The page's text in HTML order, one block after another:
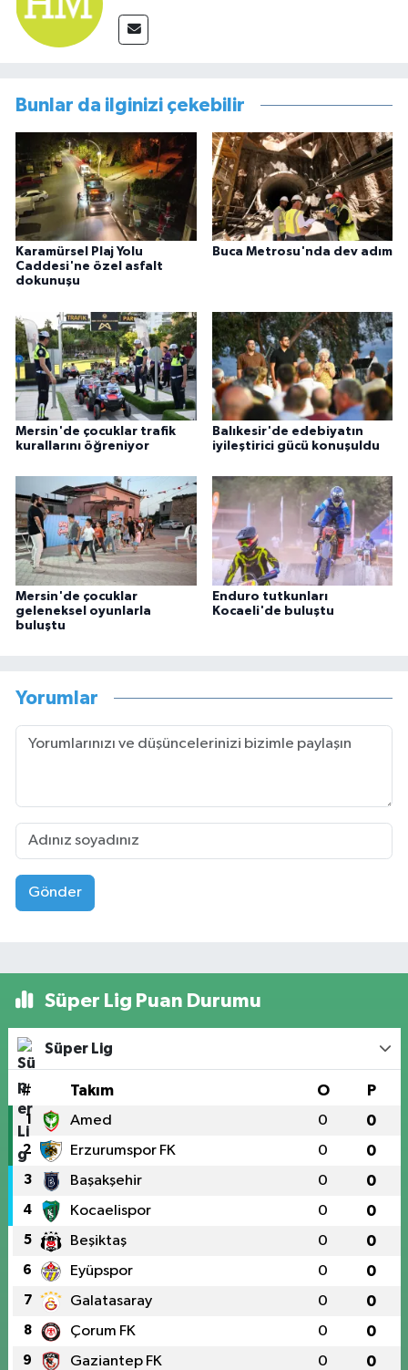
Bunlar da ilginizi çekebilir
Karamürsel Plaj Yolu
Caddesi'ne özel asfalt
dokunuşu
Buca Metrosu'nda dev adım
Mersin'de çocuklar trafik
kurallarını öğreniyor
Balıkesir'de edebiyatın
iyileştirici gücü konuşuldu
Mersin'de çocuklar
geleneksel oyunlarla
buluştu
Enduro tutkunları
Kocaeli'de buluştu
Yorumlar
Gönder
Süper Lig Puan Durumu
Süper Lig
# Takım O P
1 Amed 0 0
2 Erzurumspor FK 0 0
3 Başakşehir 0 0
4 Kocaelispor 0 0
5 Beşiktaş 0 0
6 Eyüpspor 0 0
7 Galatasaray 0 0
8 Çorum FK 0 0
9 Gaziantep FK 0 0